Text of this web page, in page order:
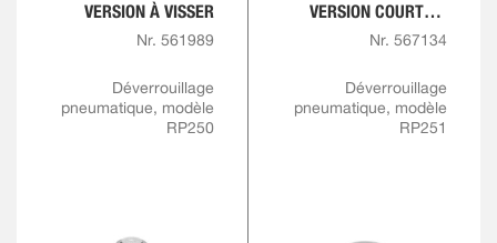
VERSION À VISSER
Nr. 561989
Déverrouillage
pneumatique, modèle
RP250
VERSION COURTE À
VISSER
Nr. 567134
Déverrouillage
pneumatique, modèle
RP251